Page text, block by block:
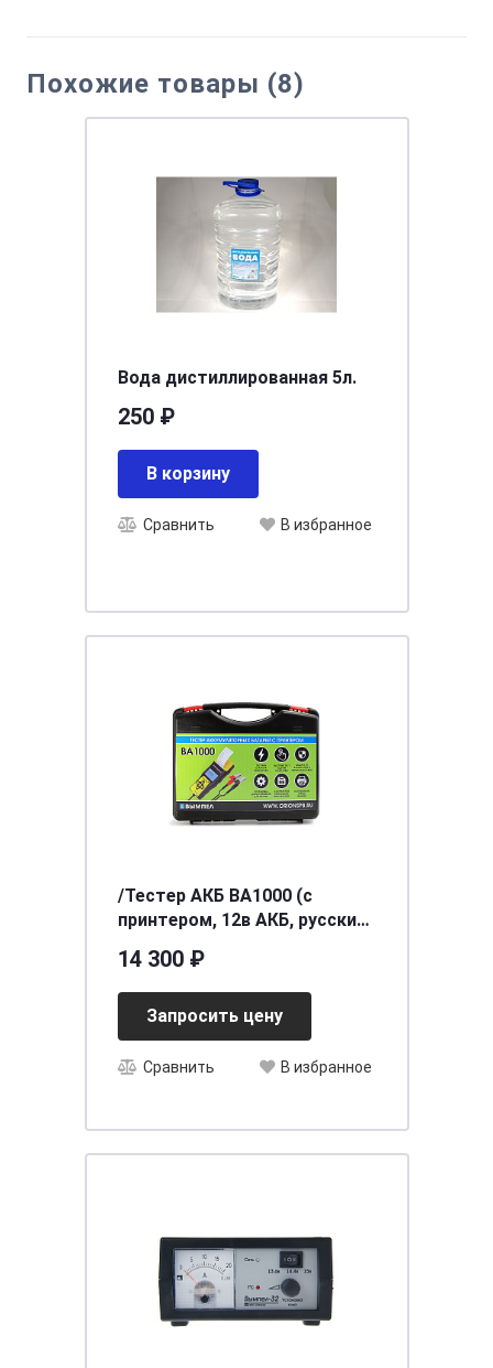
Похожие товары (8)
Вода дистиллированная 5л.
250 ₽
В корзину
Сравнить В избранное
/Тестер АКБ ВА1000 (с
принтером, 12в АКБ, русский
14 300 ₽
Запросить цену
Сравнить В избранное